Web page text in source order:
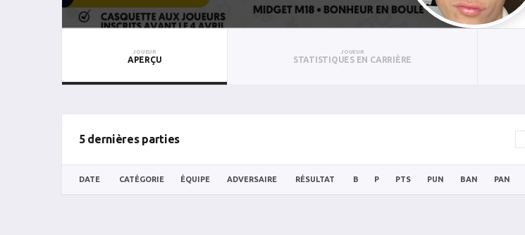
JOUEUR
APERÇU
JOUEUR
STATISTIQUES EN CARRIÈRE
5 dernières parties
DATE CATÉGORIE ÉQUIPE ADVERSAIRE RÉSULTAT B P PTS PUN BAN PAN